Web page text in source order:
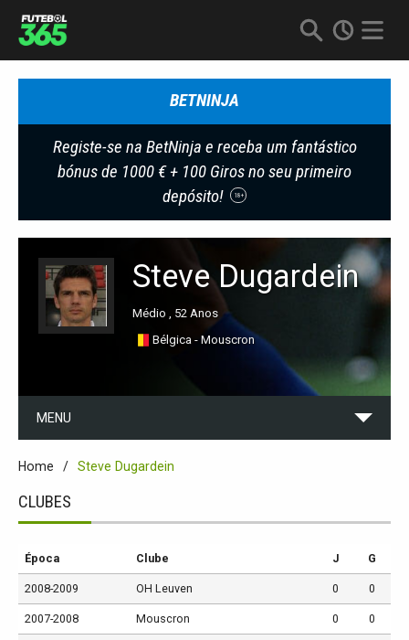
BETNINJA
Registe-se na BetNinja e receba um fantástico
bónus de 1000 € + 100 Giros no seu primeiro
depósito!
18+
Steve Dugardein
Médio , 52 Anos
Bélgica - Mouscron
MENU
Home Steve Dugardein
CLUBES
Época Clube J G
2008-2009 OH Leuven 0 0
2007-2008 Mouscron 0 0